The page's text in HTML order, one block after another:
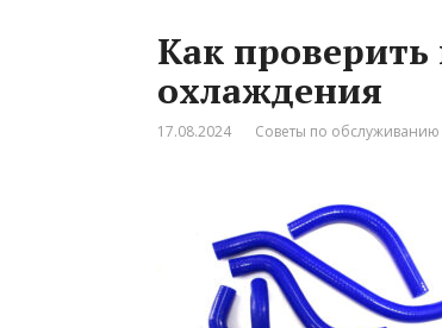
Как
охлаждения
17.08.2024 Советы по